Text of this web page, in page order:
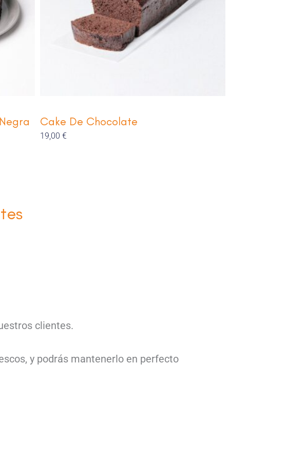
Cake De Chocolate
19,00 €
clientes.
y podrás mantenerlo en perfecto